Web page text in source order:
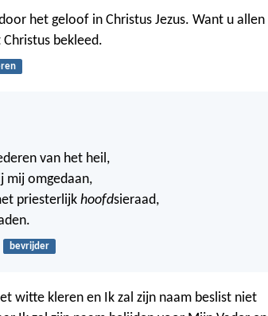
het geloof in Christus Jezus. Want u allen
bekleed.
van het heil,
mij omgedaan,
priesterlijk hoofdsieraad,
bevrijder
witte kleren en Ik zal zijn naam beslist niet